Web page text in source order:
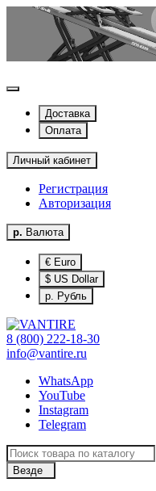
Доставка
Оплата
Личный кабинет
Регистрация
Авторизация
р. Валюта
€ Euro
$ US Dollar
р. Рубль
8 (800) 222-18-30
info@vantire.ru
WhatsApp
YouTube
Instagram
Telegram
Везде